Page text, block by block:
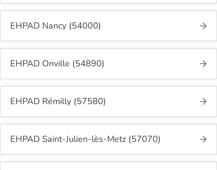
EHPAD Nancy (54000)
EHPAD Onville (54890)
EHPAD Rémilly (57580)
EHPAD Saint-Julien-lès-Metz (57070)